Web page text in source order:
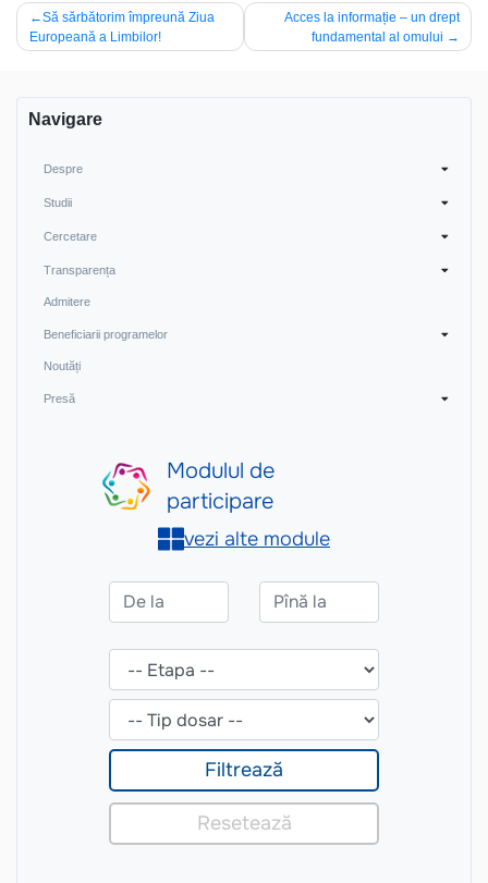
Post
navigation
Să sărbătorim împreună Ziua
Europeană a Limbilor!
Acces la informație – un drept
fundamental al omului
Navigare
Despre
Studii
Cercetare
Transparența
Admitere
Beneficiarii programelor
Noutăți
Presă